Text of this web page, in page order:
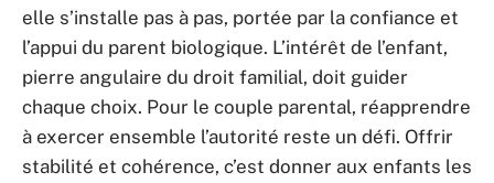
elle s’installe pas à pas, portée par la confiance et
l’appui du parent biologique. L’intérêt de l’enfant,
pierre angulaire du droit familial, doit guider
chaque choix. Pour le couple parental, réapprendre
à exercer ensemble l’autorité reste un défi. Offrir
stabilité et cohérence, c’est donner aux enfants les